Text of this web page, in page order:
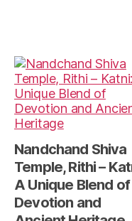
Nandchand Shiva
Temple, Rithi –
A Unique Blend of
Devotion and